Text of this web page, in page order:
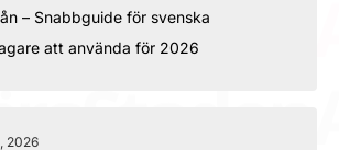
– Snabbguide för svenska
att använda för 2026
2026